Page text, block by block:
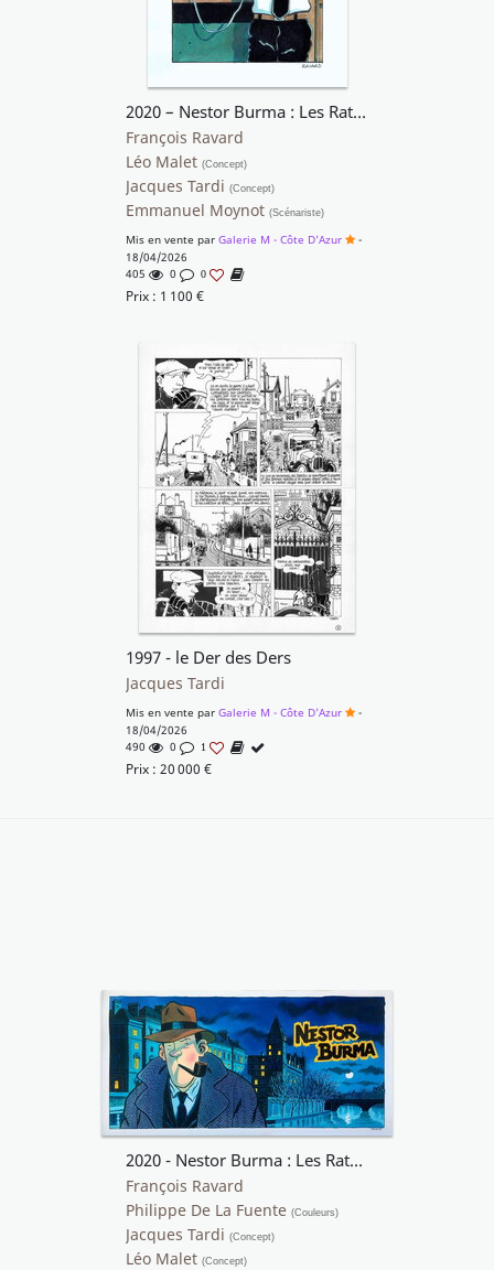
2020 – Nestor Burma : Les Rats de Montsouris
François Ravard
Léo Malet (Concept)
Jacques Tardi (Concept)
Emmanuel Moynot (Scénariste)
Mis en vente par Galerie M - Côte D'Azur
-
18/04/2026
405
0 0
Prix : 1 100 €
1997 - le Der des Ders
Jacques Tardi
Mis en vente par Galerie M - Côte D'Azur
-
18/04/2026
490
0 1
Prix : 20 000 €
2020 - Nestor Burma : Les Rats de Montsouris
François Ravard
Philippe De La Fuente (Couleurs)
Jacques Tardi (Concept)
Léo Malet (Concept)